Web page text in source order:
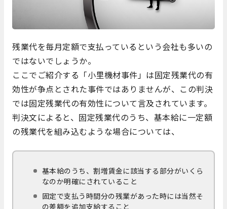
残業代を毎月定額で支払っているという会社も多いの
ではないでしょうか。
ここでご紹介する「小里機材事件」は固定残業代の有
効性が争点とされた事件ではありませんが、この判決
では固定残業代の有効性について言及されています。
判決文によると、固定残業代のうち、基本給に一定額
の残業代を組み込むような場合については、
基本給のうち、割増賃金に該当する部分がいくら
なのか明確にされていること
固定で支払う時間分の残業があった時には当然そ
の差額を追加支給すること